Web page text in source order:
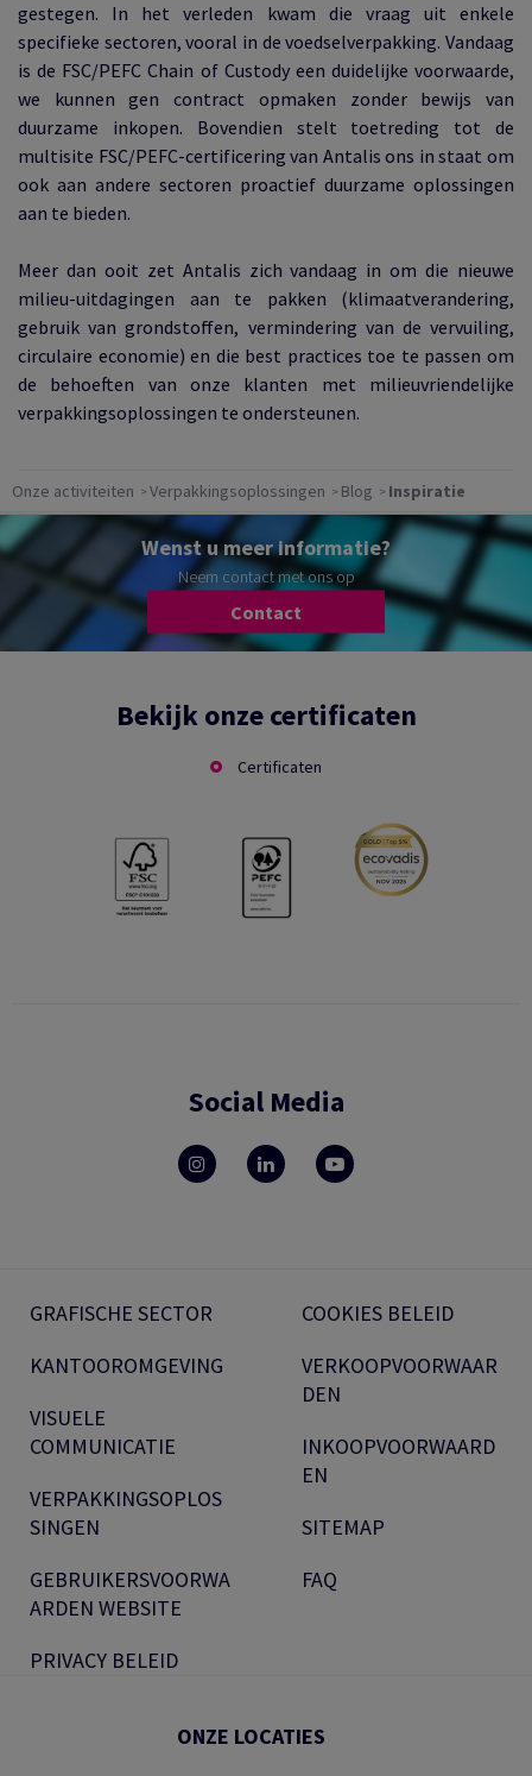
gestegen. In het verleden kwam die vraag uit enkele
specifieke sectoren, vooral in de voedselverpakking. Vandaag
is de FSC/PEFC Chain of Custody een duidelijke voorwaarde,
we kunnen gen contract opmaken zonder bewijs van
duurzame inkopen. Bovendien stelt toetreding tot de
multisite FSC/PEFC-certificering van Antalis ons in staat om
ook aan andere sectoren proactief duurzame oplossingen
aan te bieden.
Meer dan ooit zet Antalis zich vandaag in om die nieuwe
milieu-uitdagingen aan te pakken (klimaatverandering,
gebruik van grondstoffen, vermindering van de vervuiling,
circulaire economie) en die best practices toe te passen om
de behoeften van onze klanten met milieuvriendelijke
verpakkingsoplossingen te ondersteunen.
Onze activiteiten Verpakkingsoplossingen Blog Inspiratie
Wenst u meer informatie?
Neem contact met ons op
Contact
Bekijk onze certificaten
Certificaten
Social Media
GRAFISCHE SECTOR
KANTOOROMGEVING
VISUELE
COMMUNICATIE
VERPAKKINGSOPLOS
SINGEN
GEBRUIKERSVOORWA
ARDEN WEBSITE
PRIVACY BELEID
COOKIES BELEID
VERKOOPVOORWAAR
DEN
INKOOPVOORWAARD
EN
SITEMAP
FAQ
ONZE LOCATIES